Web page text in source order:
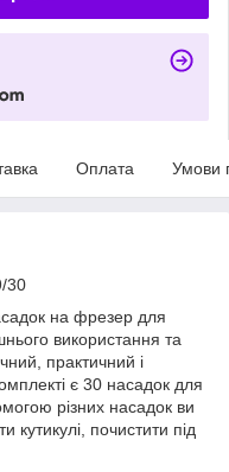
Оплата Умови
30
на фрезер для
використання та
практичний і
є 30 насадок для
різних насадок ви
кутикулі, почистити під